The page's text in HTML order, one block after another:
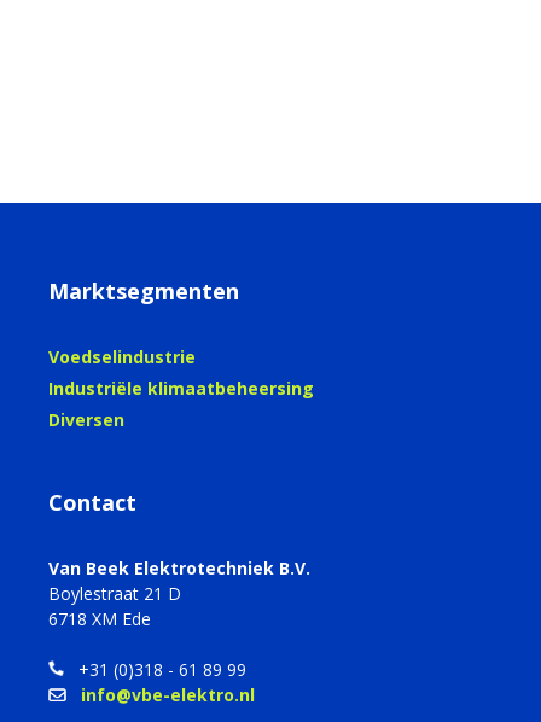
Marktsegmenten
Voedselindustrie
Industriële klimaatbeheersing
Diversen
Contact
Van Beek Elektrotechniek B.V.
Boylestraat 21 D
6718 XM Ede
+31 (0)318 - 61 89 99
info@vbe-elektro.nl